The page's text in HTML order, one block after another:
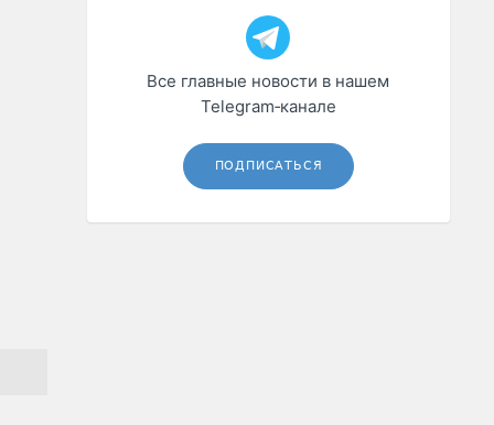
Все главные новости в нашем
Telegram‑канале
ПОДПИСАТЬСЯ